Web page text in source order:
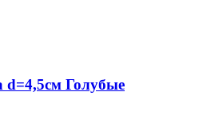
d=4,5см Голубые